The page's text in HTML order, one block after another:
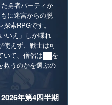
た勇者パーティか
に迷宮からの脱
索RPGです。
いえ」しか喋れ
使えず、戦士は可
いて、僧侶は██を
救うのかを選ぶの
年第4四半期